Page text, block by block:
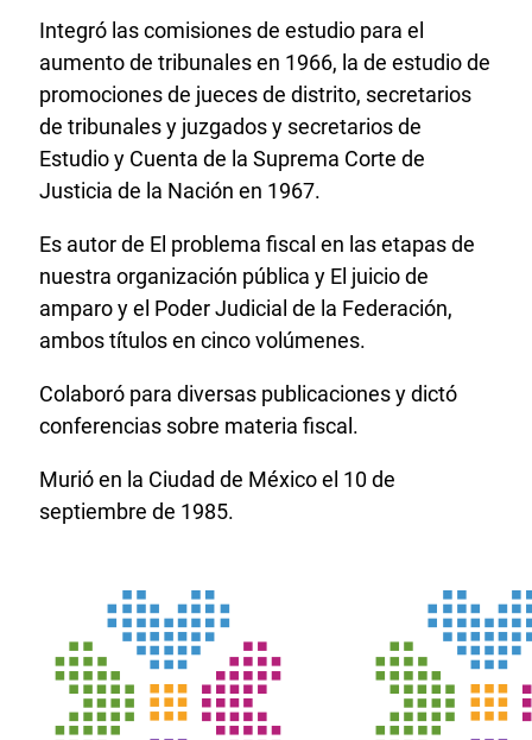
Integró las comisiones de estudio para el
aumento de tribunales en 1966, la de estudio de
promociones de jueces de distrito, secretarios
de tribunales y juzgados y secretarios de
Estudio y Cuenta de la Suprema Corte de
Justicia de la Nación en 1967.
Es autor de El problema fiscal en las etapas de
nuestra organización pública y El juicio de
amparo y el Poder Judicial de la Federación,
ambos títulos en cinco volúmenes.
Colaboró para diversas publicaciones y dictó
conferencias sobre materia fiscal.
Murió en la Ciudad de México el 10 de
septiembre de 1985.